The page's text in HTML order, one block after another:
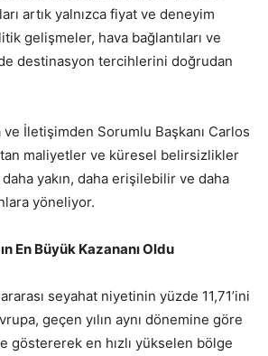
artık yalnızca fiyat ve deneyim
gelişmeler, hava bağlantıları ve
destinasyon tercihlerini doğrudan
İletişimden Sorumlu Başkanı Carlos
maliyetler ve küresel belirsizlikler
yakın, daha erişilebilir ve daha
yöneliyor.
En Büyük Kazananı Oldu
seyahat niyetinin yüzde 11,71’ini
geçen yılın aynı dönemine göre
göstererek en hızlı yükselen bölge